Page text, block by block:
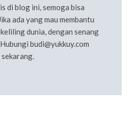
di blog ini, semoga bisa
ada yang mau membantu
dunia, dengan senang
budi@yukkuy.com
sekarang.